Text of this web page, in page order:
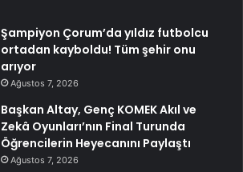
Şampiyon Çorum’da yıldız futbolcu
ortadan kayboldu! Tüm şehir onu
arıyor
Ağustos 7, 2026
Başkan Altay, Genç KOMEK Akıl ve
Zekâ Oyunları’nın Final Turunda
Öğrencilerin Heyecanını Paylaştı
Ağustos 7, 2026